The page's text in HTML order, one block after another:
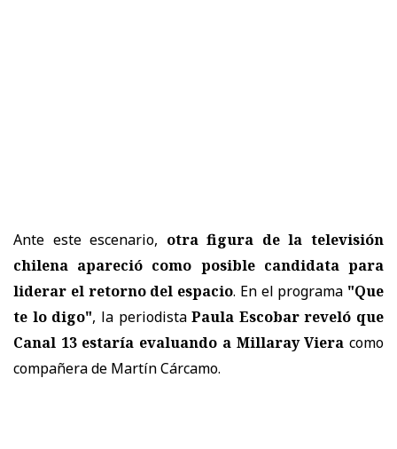
Ante este escenario, otra figura de la televisión
chilena apareció como posible candidata para
liderar el retorno del espacio. En el programa "Que
te lo digo", la periodistaPaula Escobar reveló que
Canal 13 estaría evaluando a Millaray Viera como
compañera de Martín Cárcamo.